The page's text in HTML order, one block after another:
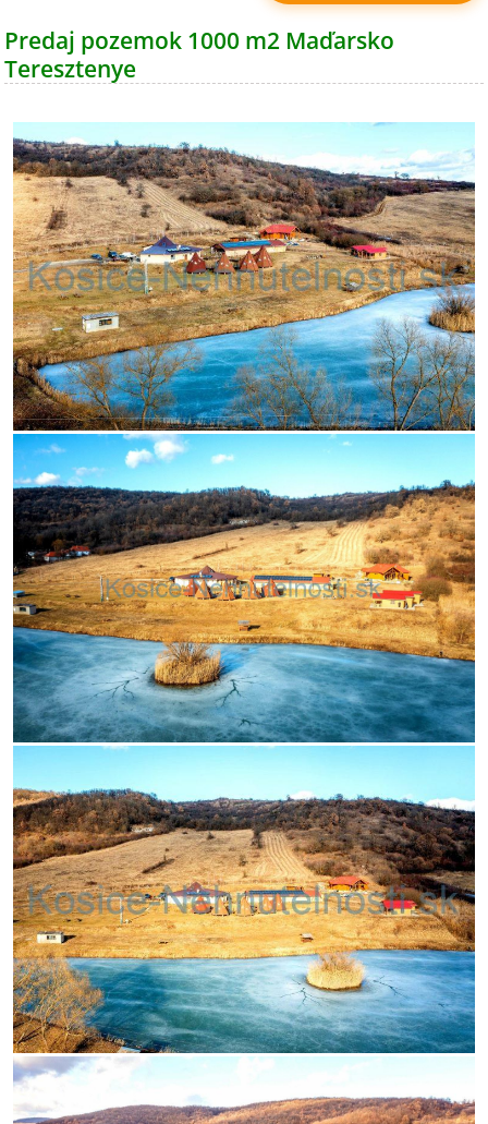
Predaj pozemok 1000 m2 Maďarsko
Teresztenye